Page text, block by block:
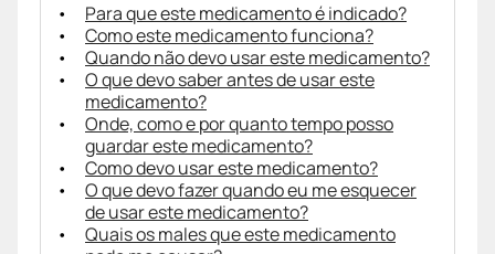
Para que este medicamento é indicado?
Como este medicamento funciona?
Quando não devo usar este medicamento?
O que devo saber antes de usar este
medicamento?
Onde, como e por quanto tempo posso
guardar este medicamento?
Como devo usar este medicamento?
O que devo fazer quando eu me esquecer
de usar este medicamento?
Quais os males que este medicamento